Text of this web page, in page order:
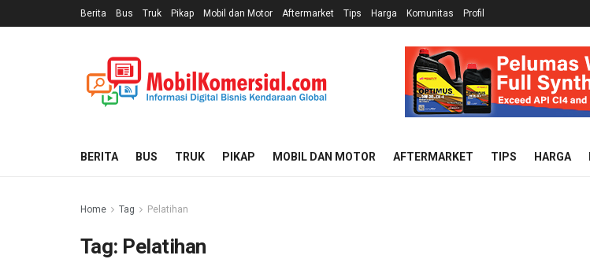
Berita Bus Truk Pikap Mobil dan Motor Aftermarket Tips Harga Komunitas Profil
BERITA BUS TRUK PIKAP MOBIL DAN MOTOR AFTERMARKET TIPS HARGA
Home Tag Pelatihan
Tag: Pelatihan